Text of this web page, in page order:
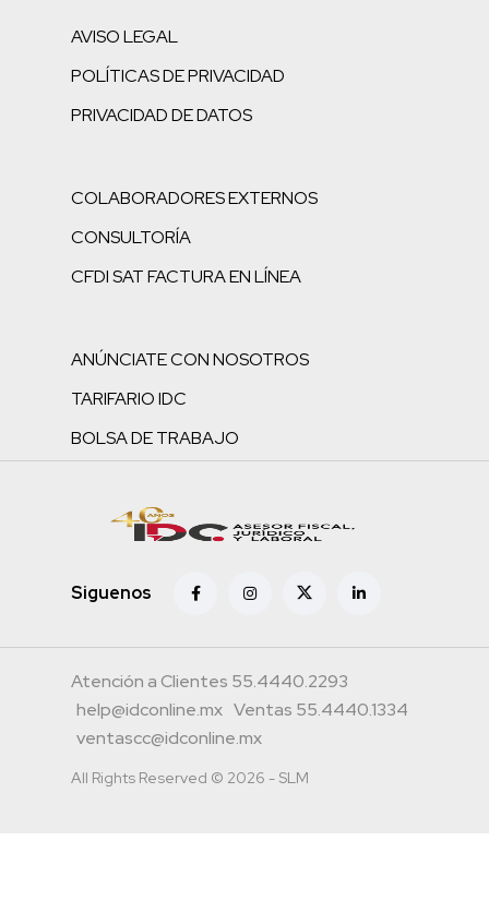
AVISO LEGAL
POLÍTICAS DE PRIVACIDAD
PRIVACIDAD DE DATOS
COLABORADORES EXTERNOS
CONSULTORÍA
CFDI SAT FACTURA EN LÍNEA
ANÚNCIATE CON NOSOTROS
TARIFARIO IDC
BOLSA DE TRABAJO
Siguenos
Atención a Clientes 55.4440.2293
help@idconline.mx Ventas 55.4440.1334
ventascc@idconline.mx
All Rights Reserved © 2026 - SLM